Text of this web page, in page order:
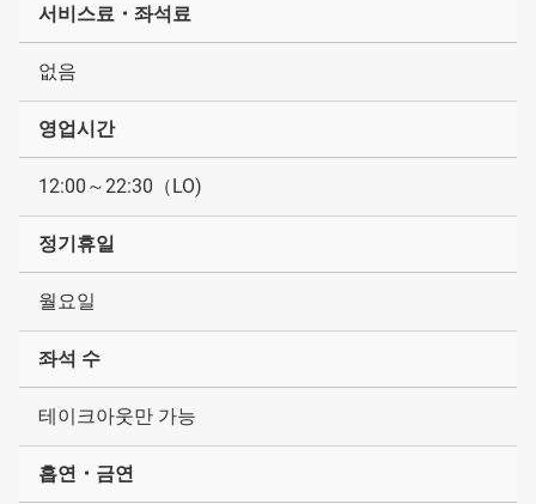
서비스료・좌석료
없음
영업시간
12:00～22:30（LO)
정기휴일
월요일
좌석 수
테이크아웃만 가능
흡연・금연